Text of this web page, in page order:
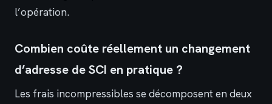
l’opération.
Combien coûte réellement un changement
d’adresse de SCI en pratique ?
Les frais incompressibles se décomposent en deux